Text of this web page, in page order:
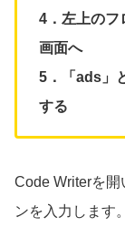
4．左上のフ
画面へ
5．「ads」
する
Code Writerを
ンを入力します。